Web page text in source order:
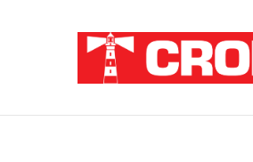
Breaking News Pupovac i